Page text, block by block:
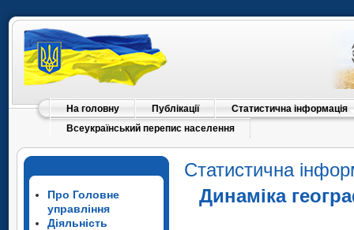
На головну Публікації
Статистична інформація
Всеукраїнський перепис населення
Про Головне
управління
Діяльність
Статистична
Динаміка